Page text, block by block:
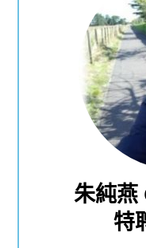
朱純燕
特